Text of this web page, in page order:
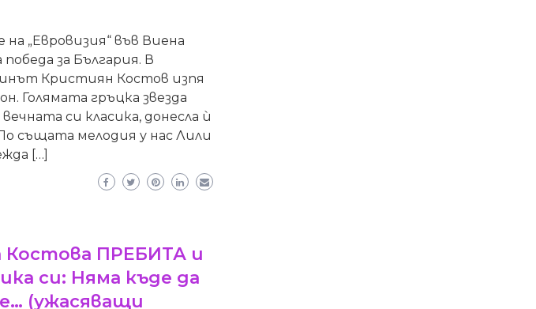
„Евровизия“ във Виена
за България. В
Кристиян Костов изпя
Голямата гръцка звезда
си класика, донесла ѝ
същата мелодия у нас Лили
[…]
Костова ПРЕБИТА и
си: Няма къде да
(ужасяващи